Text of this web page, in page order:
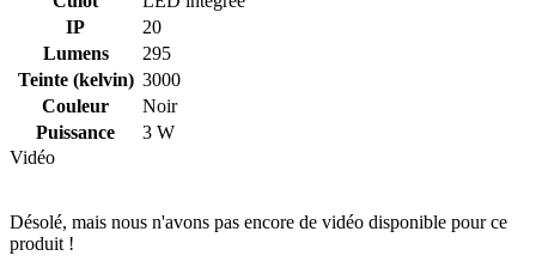
IP
20
Lumens
295
Teinte (kelvin) 3000
Couleur
Noir
Puissance
3 W
Vidéo
Désolé, mais nous n'avons pas encore de vidéo disponible pour ce
produit !